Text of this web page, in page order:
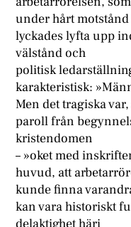
under hårt motstånd
lyckades lyfta upp
välstånd och
politisk
karakteristisk:
Men det tragiska
paroll från
kristendomen
– »oket med
huvud, att
kunde finna
kan vara historiskt